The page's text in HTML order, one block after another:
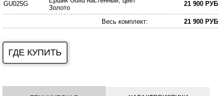
GU025G
Золото
21 900 РУБ
Весь комплект: 21 900 РУБ
ГДЕ КУПИТЬ